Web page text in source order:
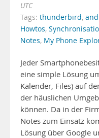
UTC
Tags: thunderbird,
Howtos,
Notes, My Phone
Jeder
eine simple Lösung
Kalender, Files) auf
der häuslichen
können. Da in der
Notes zum Einsatz
Lösung über Google